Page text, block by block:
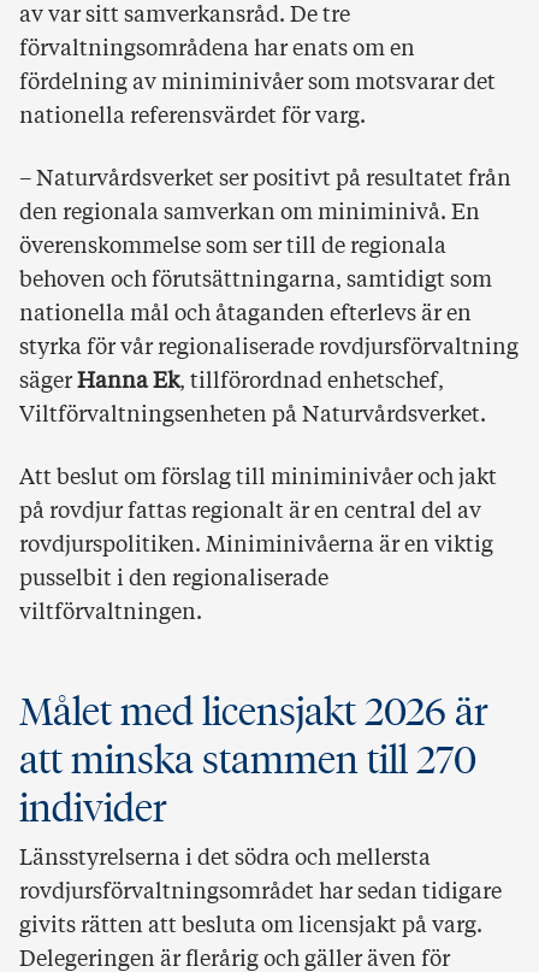
av var sitt samverkansråd. De tre
förvaltningsområdena har enats om en
fördelning av miniminivåer som motsvarar det
nationella referensvärdet för varg.
– Naturvårdsverket ser positivt på resultatet från
den regionala samverkan om miniminivå. En
överenskommelse som ser till de regionala
behoven och förutsättningarna, samtidigt som
nationella mål och åtaganden efterlevs är en
styrka för vår regionaliserade rovdjursförvaltning
sägerHanna Ek, tillförordnad enhetschef,
Viltförvaltningsenheten på Naturvårdsverket.
Att beslut om förslag till miniminivåer och jakt
på rovdjur fattas regionalt är en central del av
rovdjurspolitiken. Miniminivåerna är en viktig
pusselbit i den regionaliserade
viltförvaltningen.
Målet med licensjakt 2026 är
att minska stammen till 270
individer
Länsstyrelserna i det södra och mellersta
rovdjursförvaltningsområdet har sedan tidigare
givits rätten att besluta om licensjakt på varg.
Delegeringen är flerårig och gäller även för